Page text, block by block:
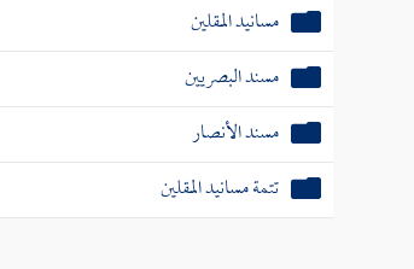
مسانيد المقلين
مسند البصريين
مسند الأنصار
تتمة مسانيد المقلين